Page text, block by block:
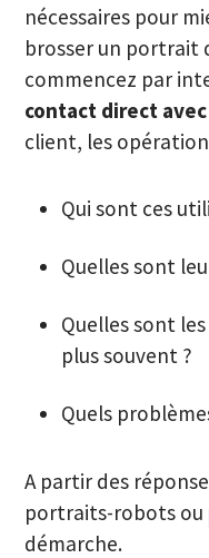
nécessaires pour
brosser un portrait
commencez par
contact direct
client, les
Qui sont ces
Quelles sont
Quelles sont
plus souvent ?
Quels
A partir des
portraits-robots ou
démarche.